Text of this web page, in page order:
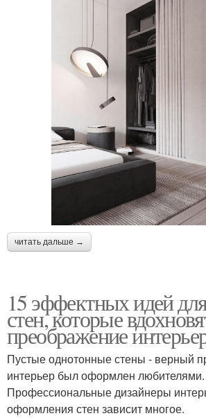
читать дальше →
15 эффектных идей
стен, которые
преображение
Пустые однотонные стены - верный
интерьер был оформлен любителями.
Профессиональные дизайнеры
оформления стен зависит многое.